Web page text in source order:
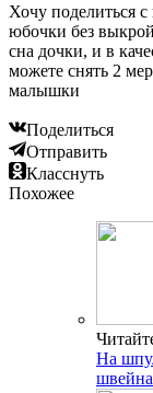
Хочу поделиться
юбочки без
сна дочки, и в
можете снять 2
малышки
Поделиться
Отправить
Класснуть
Похожее
На